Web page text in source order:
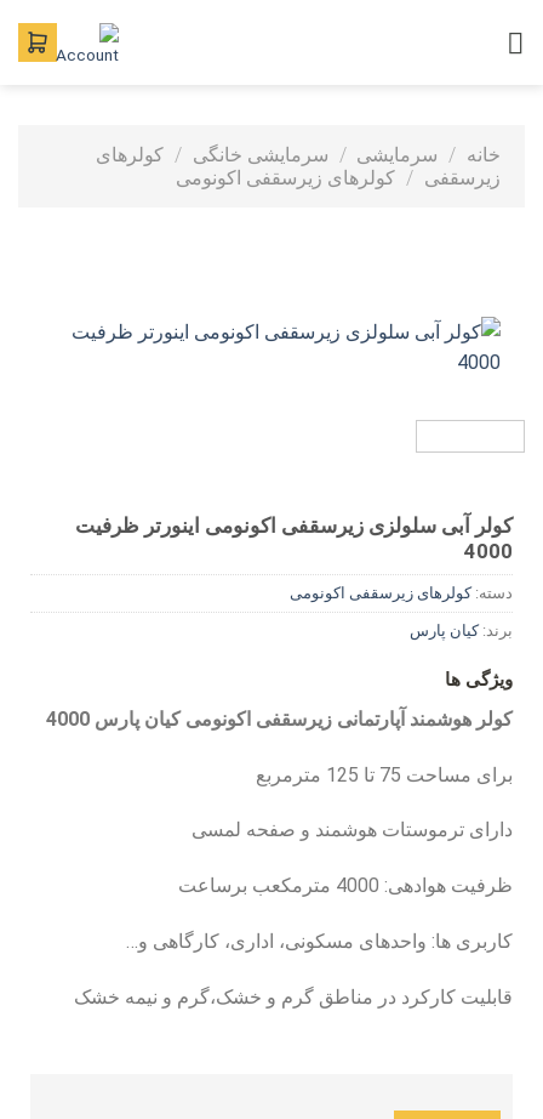
خانه / سرمایشی / سرمایشی خانگی / کولرهای
زیرسقفی / کولرهای زیرسقفی اکونومی
کولر آبی سلولزی زیرسقفی اکونومی اینورتر ظرفیت
4000
دسته:کولرهای زیرسقفی اکونومی
برند:کیان پارس
ویژگی ها
کولر هوشمند آپارتمانی زیرسقفی اکونومی کیان پارس 4000
برای مساحت 75 تا 125 مترمربع
دارای ترموستات هوشمند و صفحه لمسی
ظرفیت هوادهی: 4000 مترمکعب برساعت
کاربری ها: واحدهای مسکونی، اداری، کارگاهی و…
قابلیت کارکرد در مناطق گرم و خشک،گرم و نیمه خشک